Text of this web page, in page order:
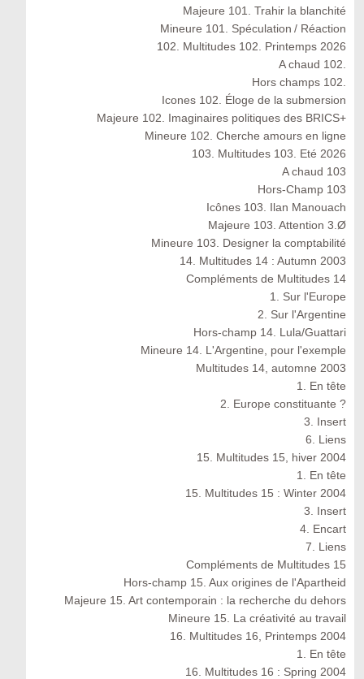
Majeure 101. Trahir la blanchité
Mineure 101. Spéculation / Réaction
102. Multitudes 102. Printemps 2026
A chaud 102.
Hors champs 102.
Icones 102. Éloge de la submersion
Majeure 102. Imaginaires politiques des BRICS+
Mineure 102. Cherche amours en ligne
103. Multitudes 103. Eté 2026
A chaud 103
Hors-Champ 103
Icônes 103. Ilan Manouach
Majeure 103. Attention 3.Ø
Mineure 103. Designer la comptabilité
14. Multitudes 14 : Autumn 2003
Compléments de Multitudes 14
1. Sur l'Europe
2. Sur l'Argentine
Hors-champ 14. Lula/Guattari
Mineure 14. L'Argentine, pour l'exemple
Multitudes 14, automne 2003
1. En tête
2. Europe constituante ?
3. Insert
6. Liens
15. Multitudes 15, hiver 2004
1. En tête
15. Multitudes 15 : Winter 2004
3. Insert
4. Encart
7. Liens
Compléments de Multitudes 15
Hors-champ 15. Aux origines de l'Apartheid
Majeure 15. Art contemporain : la recherche du dehors
Mineure 15. La créativité au travail
16. Multitudes 16, Printemps 2004
1. En tête
16. Multitudes 16 : Spring 2004